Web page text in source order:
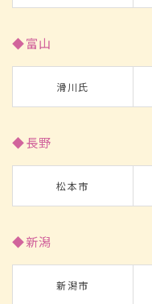
◆富山
滑川氏
◆長野
松本市
◆新潟
新潟市